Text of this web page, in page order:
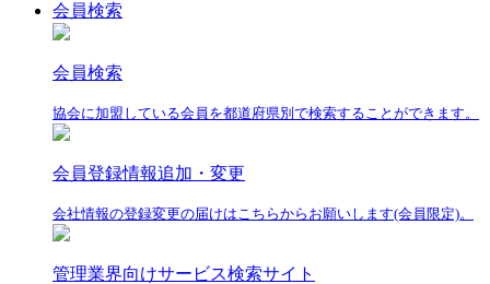
会員検索
会員検索
協会に加盟している会員を都道府県別で検索することができます。
会員登録情報追加・変更
会社情報の登録変更の届けはこちらからお願いします(会員限定)。
管理業界向けサービス検索サイト